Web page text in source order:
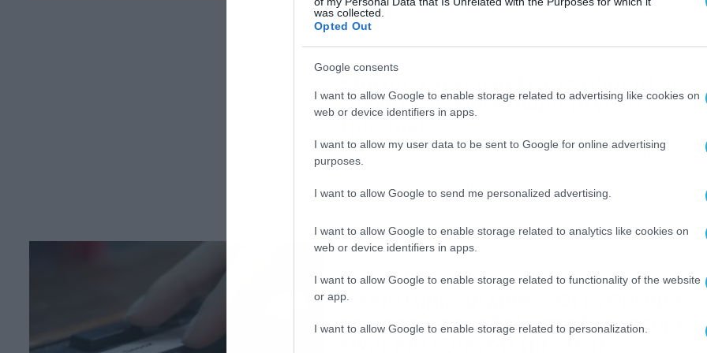
was collected.
Opted Out
Google consents
I want to allow Google to enable storage related to advertising like cookies on
web or device identifiers in apps.
I want to allow my user data to be sent to Google for online advertising
purposes.
I want to allow Google to send me personalized advertising.
I want to allow Google to enable storage related to analytics like cookies on
web or device identifiers in apps.
I want to allow Google to enable storage related to functionality of the website
or app.
I want to allow Google to enable storage related to personalization.
[…]
Ξυπνάς και εσύ πριν το χτυπήσει το
ξυπνητήρι; Μάθε τώρα το γιατί!
Σίγουρα θα σου έχει τύχει! Πόσες φορές, έχεις πέσει κομμάτια
για ύπνο και έχεις ρυθμίσει το ξυπνητήρι σου, όμως για
λεπτά και δευτερόλεπτα πριν αυτό χτυπήσει; Δεν υπάρχει
αναρωτηθεί όμως για ποιο λόγο μπορεί να […]
20/08/2019 09:01
Η επιστήμη «μίλησε»: Οι άνθρωποι
που πατάνε αναβολή στο ξυπνητήρι
είναι πιο έξυπνοι! (photos)